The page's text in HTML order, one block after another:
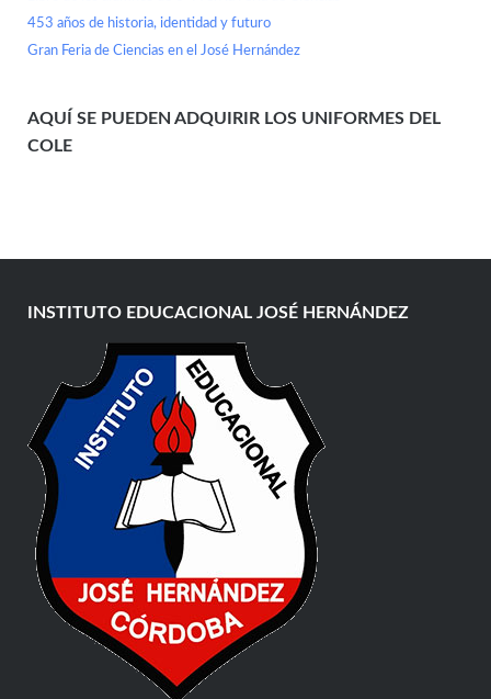
453 años de historia, identidad y futuro
Gran Feria de Ciencias en el José Hernández
AQUÍ SE PUEDEN ADQUIRIR LOS UNIFORMES DEL
COLE
INSTITUTO EDUCACIONAL JOSÉ HERNÁNDEZ